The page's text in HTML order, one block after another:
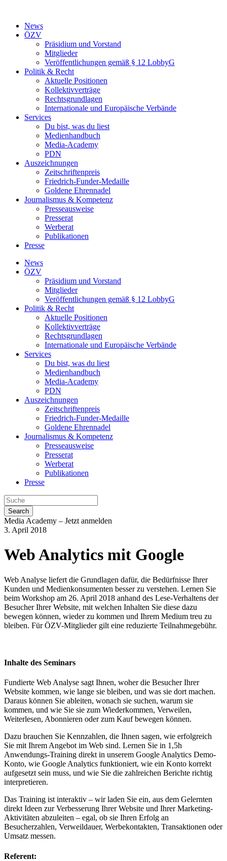
wechselnNews
ÖZV
Präsidium und Vorstand
Mitglieder
Veröffentlichungen gemäß § 12 LobbyG
Politik & Recht
Aktuelle Positionen
Kollektivverträge
Rechtsgrundlagen
Internationale und Europäische Verbände
Services
Du bist, was du liest
Medienhandbuch
Media-Academy
PDN
Auszeichnungen
Zeitschriftenpreis
Friedrich-Funder-Medaille
Goldene Ehrennadel
Journalismus & Kompetenz
Presseausweise
Presserat
Werberat
Publikationen
Presse
News
ÖZV
Präsidium und Vorstand
Mitglieder
Veröffentlichungen gemäß § 12 LobbyG
Politik & Recht
Aktuelle Positionen
Kollektivverträge
Rechtsgrundlagen
Internationale und Europäische Verbände
Services
Du bist, was du liest
Medienhandbuch
Media-Academy
PDN
Auszeichnungen
Zeitschriftenpreis
Friedrich-Funder-Medaille
Goldene Ehrennadel
Journalismus & Kompetenz
Presseausweise
Presserat
Werberat
Publikationen
Presse
Search
Media Academy – Jetzt anmelden
3. April 2018
Web Analytics mit Google
Web Analyse liefert die Grundlagen dafür, die Bedürfnisse Ihrer
Kunden und Medienkonsumenten besser zu verstehen. Lernen Sie
beim Workshop am 26. April 2018 anhand des Lese-Verhaltens der
Besucher Ihrer Website, mit welchen Inhalten Sie diese dazu
bewegen können, wieder zu kommen und Ihrem Medium treu zu
bleiben. Für ÖZV-Mitglieder gilt eine reduzierte Teilnahmegebühr.
Inhalte des Seminars
Fundierte Web Analyse sagt Ihnen, woher die Besucher Ihrer
Website kommen, wie lange sie bleiben, und was sie dort machen.
Daraus können Sie ableiten, wonach sie suchen, warum sie
kommen, und wie Sie sie zum Wiederkommen, Verweilen,
Weiterlesen, Abonnieren oder zum Kauf bewegen können.
Dazu brauchen Sie Kennzahlen, die Ihnen sagen, wie erfolgreich
Sie mit Ihrem Angebot im Web sind. Lernen Sie in 1,5h
Anwendungs-Training direkt in unserem Google Analytics Demo-
Konto, wie Google Analytics funktioniert, wie ein Konto korrekt
aufgesetzt sein muss, und wie Sie die zahlreichen Berichte richtig
interpretieren.
Das Training ist interaktiv – wir laden Sie ein, aus dem Gelernten
direkt Ideen zur Verbesserung Ihrer Website und Ihrer Marketing-
Aktivitäten abzuleiten – egal, ob sie Ihren Erfolg an
Besucherzahlen, Verweildauer, Werbekontakten, Transaktionen oder
Umsatz messen.
Referent: